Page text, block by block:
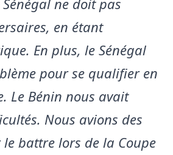
en étant
En plus, le Sénégal
pour se qualifier en
Le Bénin nous avait
Nous avions des
battre lors de la Coupe